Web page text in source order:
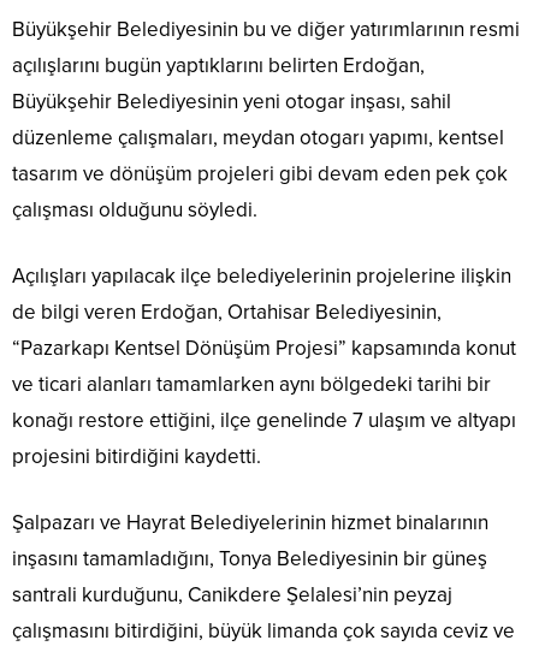
Büyükşehir Belediyesinin bu ve diğer yatırımlarının resmi
açılışlarını bugün yaptıklarını belirten Erdoğan,
Büyükşehir Belediyesinin yeni otogar inşası, sahil
düzenleme çalışmaları, meydan otogarı yapımı, kentsel
tasarım ve dönüşüm projeleri gibi devam eden pek çok
çalışması olduğunu söyledi.
Açılışları yapılacak ilçe belediyelerinin projelerine ilişkin
de bilgi veren Erdoğan, Ortahisar Belediyesinin,
“Pazarkapı Kentsel Dönüşüm Projesi” kapsamında konut
ve ticari alanları tamamlarken aynı bölgedeki tarihi bir
konağı restore ettiğini, ilçe genelinde 7 ulaşım ve altyapı
projesini bitirdiğini kaydetti.
Şalpazarı ve Hayrat Belediyelerinin hizmet binalarının
inşasını tamamladığını, Tonya Belediyesinin bir güneş
santrali kurduğunu, Canikdere Şelalesi’nin peyzaj
çalışmasını bitirdiğini, büyük limanda çok sayıda ceviz ve